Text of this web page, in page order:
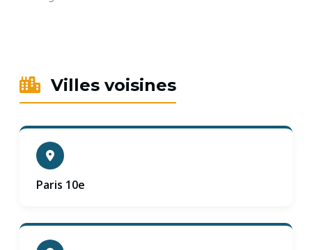
Villes voisines
Paris 10e